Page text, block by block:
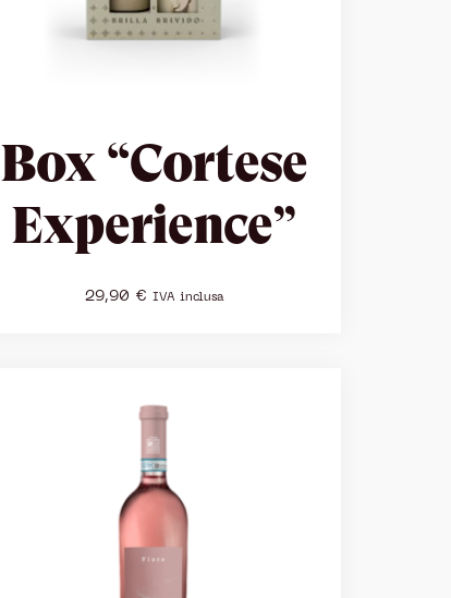
Box “Cortese
Experience”
29,90 € IVA inclusa